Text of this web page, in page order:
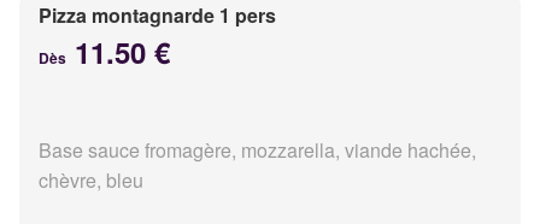
Pizza montagnarde 1 pers
Dès 11.50 €
Base sauce fromagère, mozzarella, viande hachée,
chèvre, bleu